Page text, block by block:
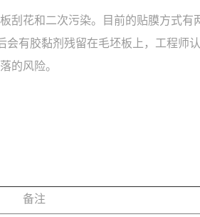
花和二次污染。目前的贴膜方式有
有胶黏剂残留在毛坯板上，工程师
的风险。
备注